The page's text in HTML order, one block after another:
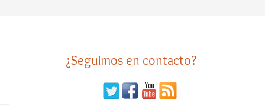
¿Seguimos en contacto?